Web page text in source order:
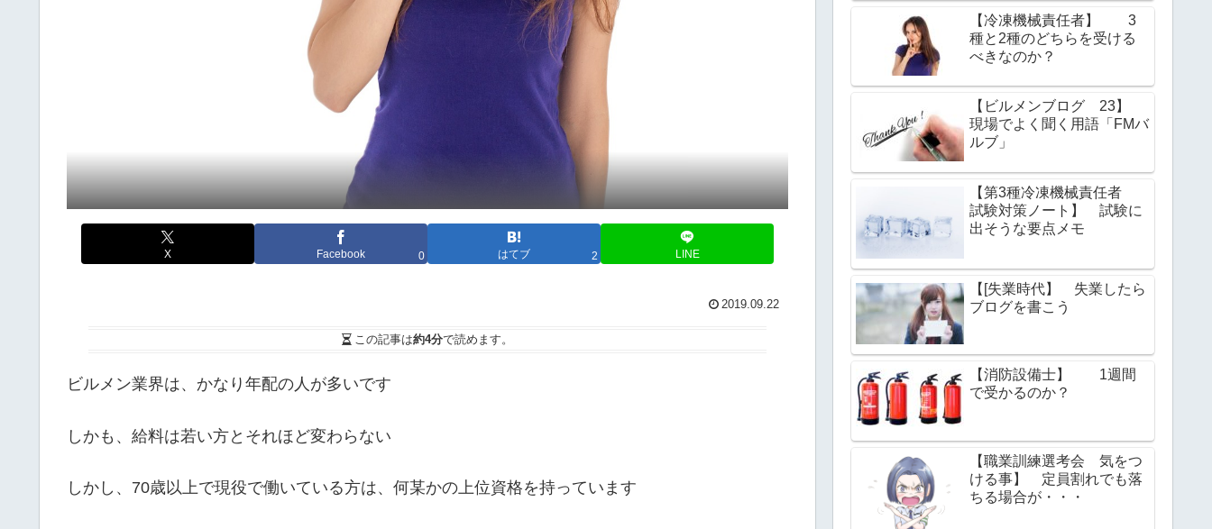
X Facebook 0 はてブ 2 LINE
2019.09.22
この記事は約4分で読めます。
ビルメン業界は、かなり年配の人が多いです
しかも、給料は若い方とそれほど変わらない
しかし、70歳以上で現役で働いている方は、何某かの上位資格を持っています
【冷凍機械責任者】 3
種と2種のどちらを受ける
べきなのか？
【ビルメンブログ 23】
現場でよく聞く用語「FMバ
ルブ」
【第3種冷凍機械責任者
試験対策ノート】 試験に
出そうな要点メモ
【[失業時代】 失業したら
ブログを書こう
【消防設備士】 1週間
で受かるのか？
【職業訓練選考会 気をつ
ける事】 定員割れでも落
ちる場合が・・・